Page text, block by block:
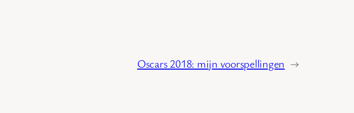
Oscars 2018: mijn voorspellingen →